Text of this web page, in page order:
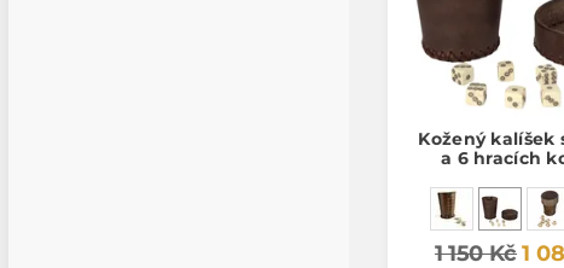
Kožený kalíšek
a 6 hracích
1 150 Kč1